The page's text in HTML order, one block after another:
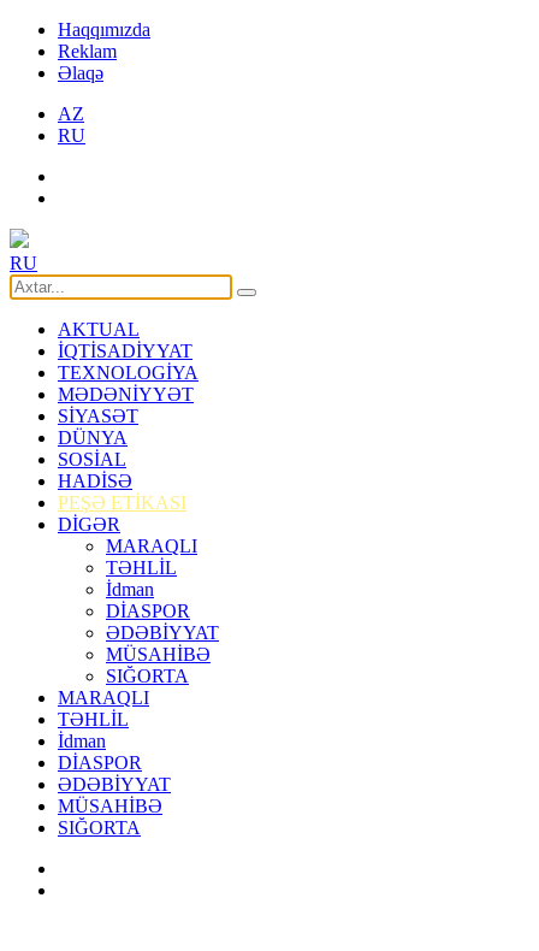
Haqqımızda
Reklam
Əlaqə
AZ
RU
RU
AKTUAL
İQTİSADİYYAT
TEXNOLOGİYA
MƏDƏNİYYƏT
SİYASƏT
DÜNYA
SOSİAL
HADİSƏ
PEŞƏ ETİKASI
DİGƏR
MARAQLI
TƏHLİL
İdman
DİASPOR
ƏDƏBİYYAT
MÜSAHİBƏ
SIĞORTA
MARAQLI
TƏHLİL
İdman
DİASPOR
ƏDƏBİYYAT
MÜSAHİBƏ
SIĞORTA